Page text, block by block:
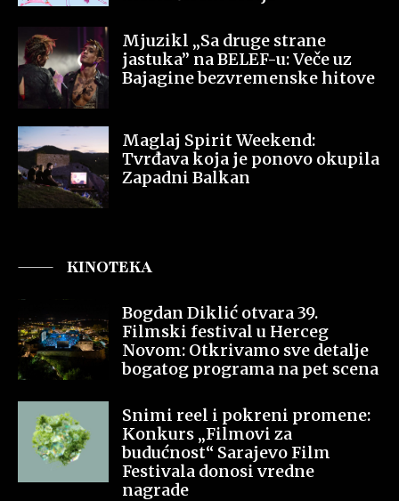
Mjuzikl „Sa druge strane
jastuka” na BELEF-u: Veče uz
Bajagine bezvremenske hitove
Maglaj Spirit Weekend:
Tvrđava koja je ponovo okupila
Zapadni Balkan
KINOTEKA
Bogdan Diklić otvara 39.
Filmski festival u Herceg
Novom: Otkrivamo sve detalje
bogatog programa na pet scena
Snimi reel i pokreni promene:
Konkurs „Filmovi za
budućnost“ Sarajevo Film
Festivala donosi vredne
nagrade